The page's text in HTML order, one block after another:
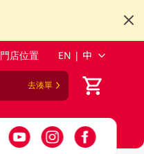
門店位置 EN | 中
去湊單